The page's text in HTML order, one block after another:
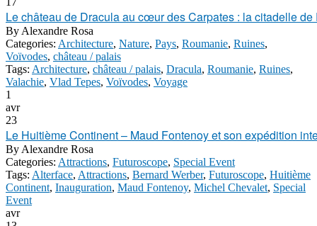
Le château de Dracula au cœur des Carpates : la citadelle de
By Alexandre Rosa
Categories: Architecture, Nature, Pays, Roumanie, Ruines,
Voïvodes, château / palais
Tags: Architecture, château / palais, Dracula, Roumanie, Ruines,
Valachie, Vlad Tepes, Voïvodes, Voyage
1
avr
23
Le Huitième Continent – Maud Fontenoy et son expédition
By Alexandre Rosa
Categories: Attractions, Futuroscope, Special Event
Tags: Alterface, Attractions, Bernard Werber, Futuroscope, Huitième
Continent, Inauguration, Maud Fontenoy, Michel Chevalet, Special
Event
avr